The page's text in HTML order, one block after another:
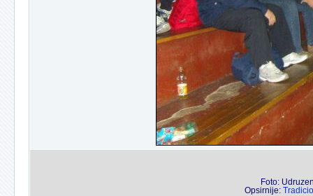
Foto:
Opsirnije: